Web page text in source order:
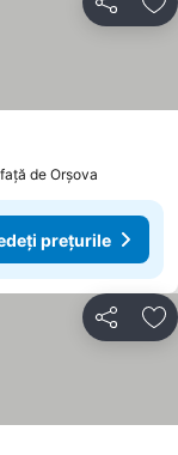
Distribuiți
de Orşova
prețurile
Distribuiți